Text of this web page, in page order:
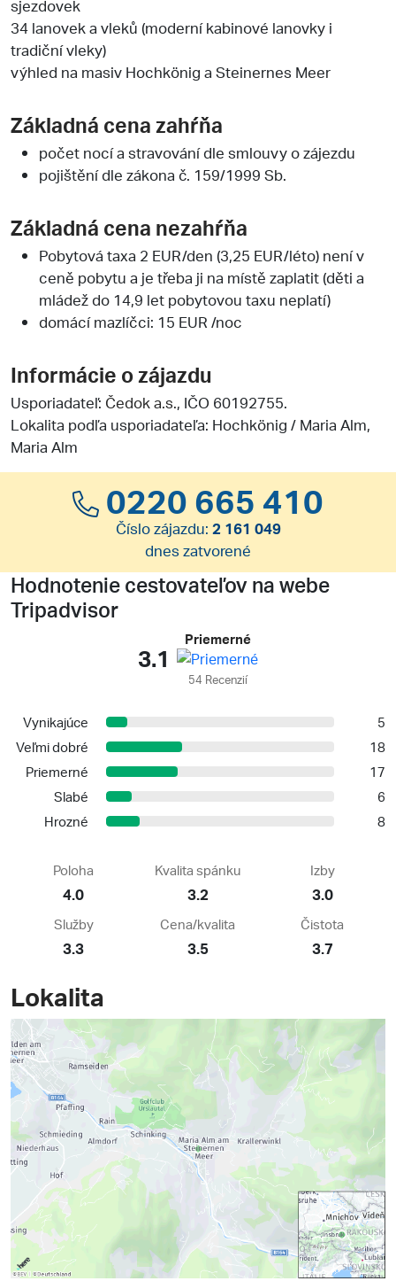
sjezdovek
34 lanovek a vleků (moderní kabinové lanovky i
tradiční vleky)
výhled na masiv Hochkönig a Steinernes Meer
Základná cena zahŕňa
počet nocí a stravování dle smlouvy o zájezdu
pojištění dle zákona č. 159/1999 Sb.
Základná cena nezahŕňa
Pobytová taxa 2 EUR/den (3,25 EUR/léto) není v
ceně pobytu a je třeba ji na místě zaplatit (děti a
mládež do 14,9 let pobytovou taxu neplatí)
domácí mazlíčci: 15 EUR /noc
Informácie o zájazdu
Usporiadateľ: Čedok a.s., IČO 60192755.
Lokalita podľa usporiadateľa: Hochkönig / Maria Alm,
Maria Alm
0220 665 410
Číslo zájazdu: 2 161 049
dnes zatvorené
Hodnotenie cestovateľov na webe
Tripadvisor
3.1
Priemerné
54 Recenzií
Vynikajúce
5
Veľmi dobré
18
Priemerné
17
Slabé
6
Hrozné
8
Poloha
4.0
Kvalita spánku
3.2
Izby
3.0
Služby
3.3
Cena/kvalita
3.5
Čistota
3.7
Lokalita